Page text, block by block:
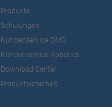
Produkte
Schulungen
Kundenservice DMC
Kundenservice Robotics
Download Center
Produktsicherheit